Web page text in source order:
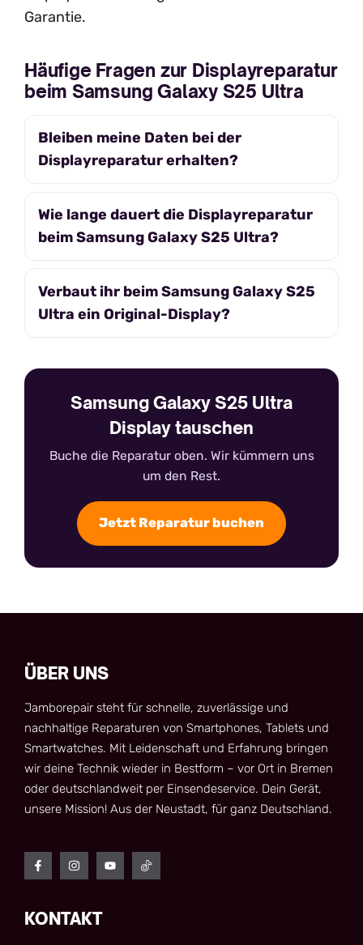
Garantie.
Häufige Fragen zur Displayreparatur
beim Samsung Galaxy S25 Ultra
Bleiben meine Daten bei der
Displayreparatur erhalten?
Wie lange dauert die Displayreparatur
beim Samsung Galaxy S25 Ultra?
Verbaut ihr beim Samsung Galaxy S25
Ultra ein Original-Display?
Samsung Galaxy S25 Ultra
Display tauschen
Buche die Reparatur oben. Wir kümmern uns
um den Rest.
Jetzt Reparatur buchen
ÜBER UNS
Jamborepair steht für schnelle, zuverlässige und
nachhaltige Reparaturen von Smartphones, Tablets und
Smartwatches. Mit Leidenschaft und Erfahrung bringen
wir deine Technik wieder in Bestform – vor Ort in Bremen
oder deutschlandweit per Einsendeservice. Dein Gerät,
unsere Mission! Aus der Neustadt, für ganz Deutschland.
KONTAKT